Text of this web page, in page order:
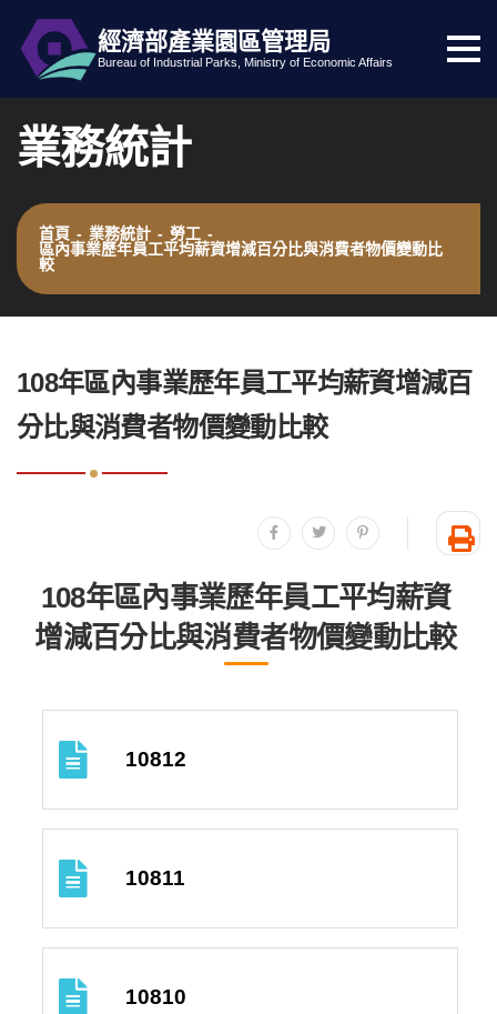
跳到主要內容
網站導覽
經濟部產業園區管理局
Bureau of Industrial Parks, Ministry of Economic Affairs
選
單
業務統計
首頁 - 業務統計 - 勞工 -
區內事業歷年員工平均薪資增減百分比與消費者物價變動比
較
108年區內事業歷年員工平均薪資增減百
分比與消費者物價變動比較
分享至facebook
分享至twitter分享至plurk
友
108年區內事業歷年員工平均薪資
增減百分比與消費者物價變動比較
10812
10811
10810